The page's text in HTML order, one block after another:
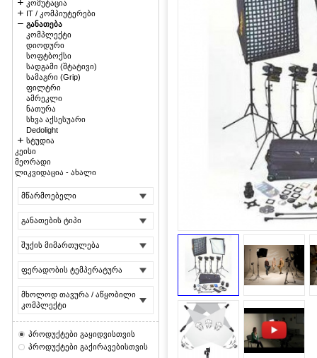
კომუტაცია
IT / კომპიუტერები
განათება
კომპლექტი
დიოდური
სოფტბოქსი
სადგამი (შტატივი)
სამაგრი (Grip)
ფილტრი
ამრეკლი
ნათურა
სხვა აქსესუარი
Dedolight
სტუდია
კეისი
მეორადი
ლიკვიდაცია - ახალი
მწარმოებელი
განათების ტიპი
შუქის მიმართულება
ფერადობის ტემპერატურა
მხოლოდ თავურა / აწყობილი
კომპლექტი
პროდუქტები გაყიდვისთვის
პროდუქტები გაქირავებისთვის